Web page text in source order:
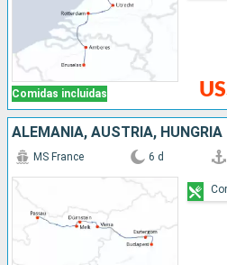
Comidas incluidas
ALEMANIA, AUSTRIA, HUNGRÍA
MS France 6 d